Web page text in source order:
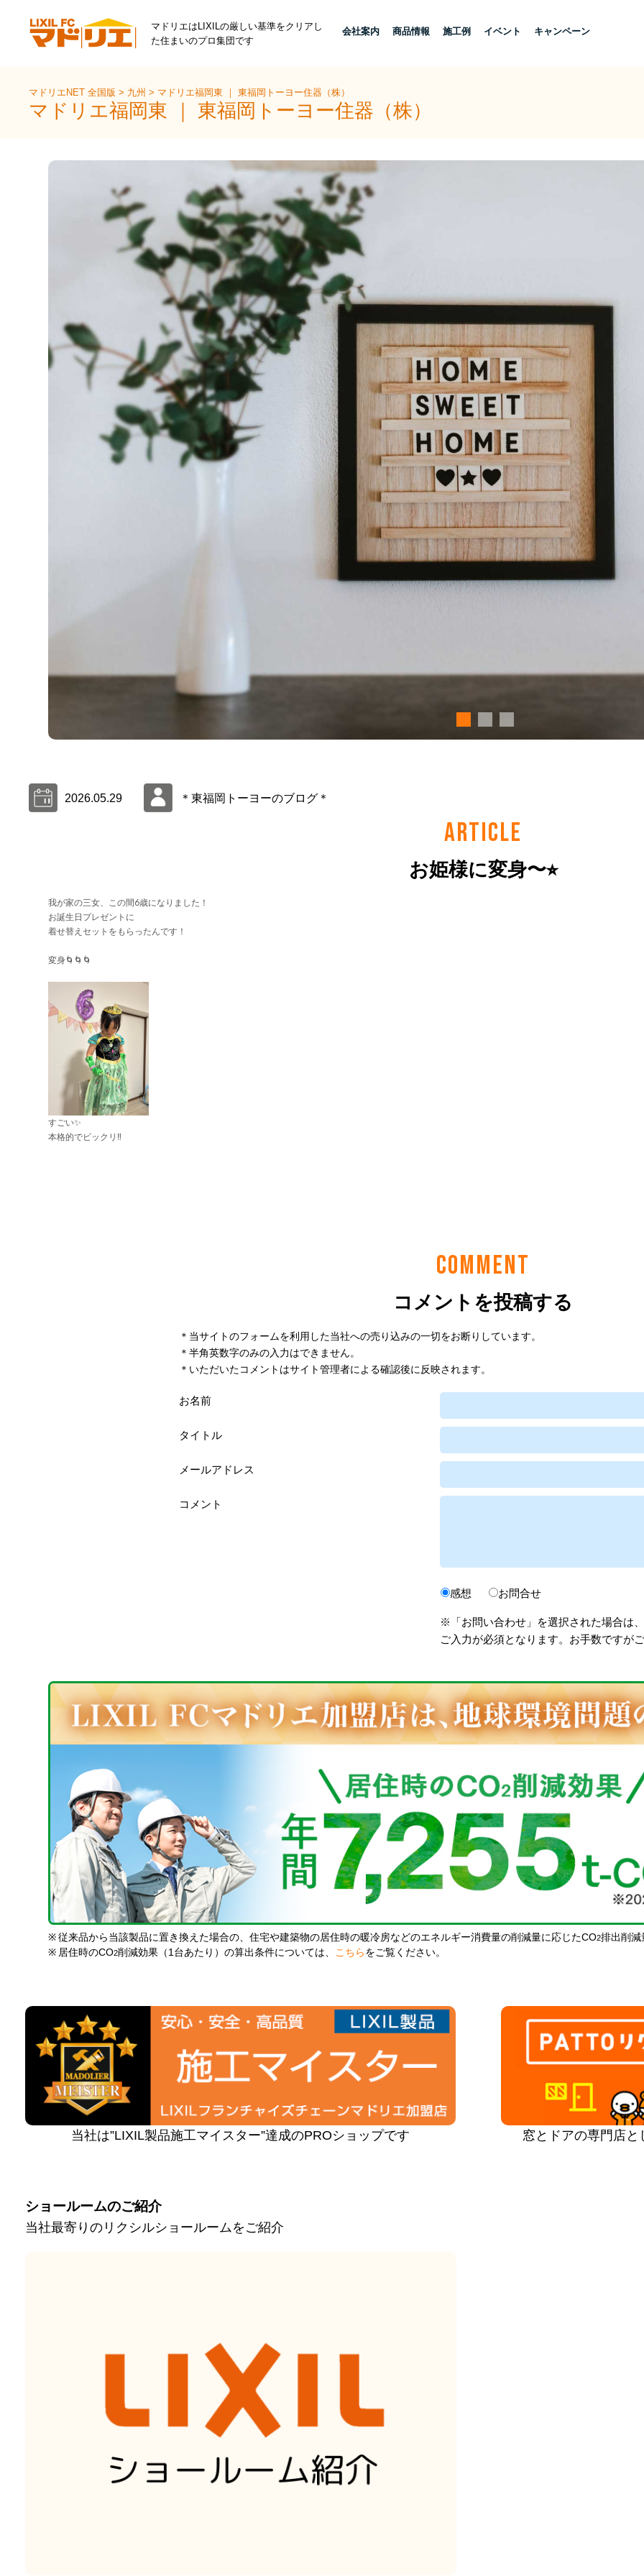
マドリエはLIXILの厳しい基準をクリアし
た住まいのプロ集団です
会社案内 商品情報 施工例 イベント キャンペーン
マドリエNET 全国版> 九州> マドリエ福岡東 ｜ 東福岡トーヨー住器（株）
マドリエ福岡東 ｜ 東福岡トーヨー住器（株）
2026.05.29 ＊東福岡トーヨーのブログ＊
ARTICLE
お姫様に変身〜⭐︎
COMMENT
コメントを投稿する
＊当サイトのフォームを利用した当社への売り込みの一切をお断りしています。
＊半角英数字のみの入力はできません。
＊いただいたコメントはサイト管理者による確認後に反映されます。
お名前
タイトル
メールアドレス
コメント
感想 お問合せ
※「お問い合わせ」を選択された場合は
ご入力が必須となります。お手数ですが
※ 従来品から当該製品に置き換えた場合の、住宅や建築物の居住時の暖冷房などのエネルギー消費量の削減量に応じたCO2排出削減
※ 居住時のCO2削減効果（1台あたり）の算出条件については、 こちら をご覧ください。
当社は”LIXIL製品施工マイスター”達成のPROショップです 窓とドアの専門店
ショールームのご紹介
当社最寄りのリクシルショールームをご紹介